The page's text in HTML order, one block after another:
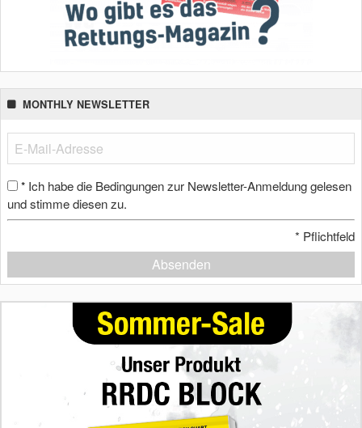
MONTHLY NEWSLETTER
* Ich habe die Bedingungen zur Newsletter-Anmeldung gelesen
und stimme diesen zu.
* Pflichtfeld
Absenden